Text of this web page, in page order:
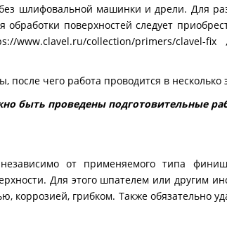
шлифовальной машинки и дрели. Для
поверхностей следует
www.clavel.ru/collection/primers/clavel-fix
чего работа проводится в несколько
быть проведены подготовительные
от применяемого типа
Для этого шпателем или другим
коррозией, грибком. Также обязательно